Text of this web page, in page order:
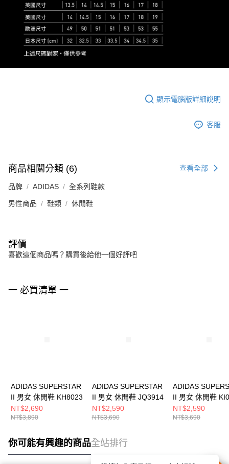
顯示電腦版詳細說明
客服
商品相關分類 (6) 查看全部
品牌 ADIDAS 全系列鞋款
男性商品 鞋類 休閒鞋
評價
喜歡這個商品嗎？購買後給他一個好評吧
一 必買清單 一
ADIDAS SUPERSTAR
II 男女 休閒鞋 KH8023
NT$2,690
NT$3,890
ADIDAS SUPERSTAR
II 男女 休閒鞋 JQ3914
NT$2,590
NT$3,690
ADIDAS
II 男女 休閒鞋
NT$2,590
NT$3,690
你可能有興趣的商品全站排行